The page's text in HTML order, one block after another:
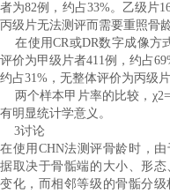
者为82例，约占33%。乙级片
丙级片无法测评而需要重照骨
在使用CR或DR数字成像方
评价为甲级片者411例，约占
约占31% ，无整体评价为丙级片
两个样本甲片率的比较，χ
有明显统计学意义。
3讨论
在使用 CHN法测评骨龄时，
据取决于骨骺端的大小、形
变化，而相邻等级的骨骺分